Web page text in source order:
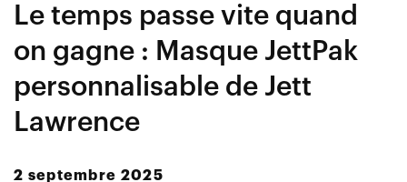
Le temps passe vite quand
on gagne : Masque JettPak
personnalisable de Jett
Lawrence
2 septembre 2025